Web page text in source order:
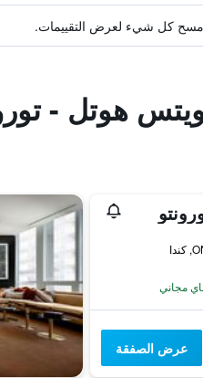
مسح كل شيء لعرض التقييمات.
هوتل -
مجاني
عرض الصفقة